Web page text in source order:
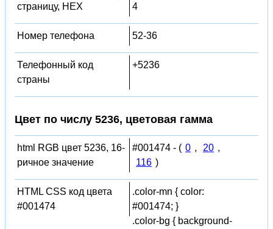
страницу, HEX
4
Номер телефона 52-36
Телефонный код
страны
+5236
Цвет по числу 5236, цветовая гамма
html RGB цвет 5236, 16-
ричное значение
#001474 - ( 0 , 20 ,
116 )
HTML CSS код цвета
#001474
.color-mn { color:
#001474; }
.color-bg { background-